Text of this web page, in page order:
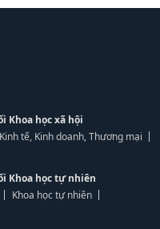
Khoa học xã hội
Kinh tế, Kinh doanh, Thương mại
Khoa học tự nhiên
Khoa học tự nhiên